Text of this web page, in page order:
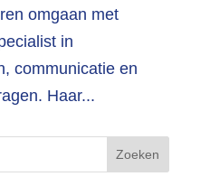
omgaan met
in
communicatie en
Haar...
Zoeken